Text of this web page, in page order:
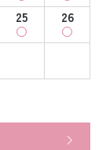
25
26